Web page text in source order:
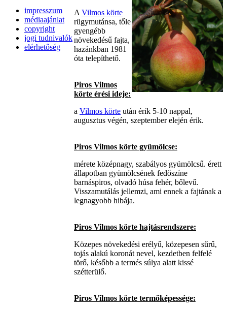
impresszum
médiaajánlat
copyright
jogi tudnivalók
elérhetőség
A Vilmos körte
rügymutánsa, tőle
gyengébb
növekedésű fajta,
hazánkban 1981
óta telepíthető.
Piros Vilmos
körte érési ideje:
a Vilmos körte után érik 5-10 nappal,
augusztus végén, szeptember elején érik.
Piros Vilmos körte gyümölcse:
mérete középnagy, szabályos gyümölcsű. érett
állapotban gyümölcsének fedőszíne
barnáspiros, olvadó húsa fehér, bőlevű.
Visszamutálás jellemzi, ami ennek a fajtának a
legnagyobb hibája.
Piros Vilmos körte hajtásrendszere:
Közepes növekedési erélyű, közepesen sűrű,
tojás alakú koronát nevel, kezdetben felfelé
törő, később a termés súlya alatt kissé
szétterülő.
Piros Vilmos körte termőképessége: